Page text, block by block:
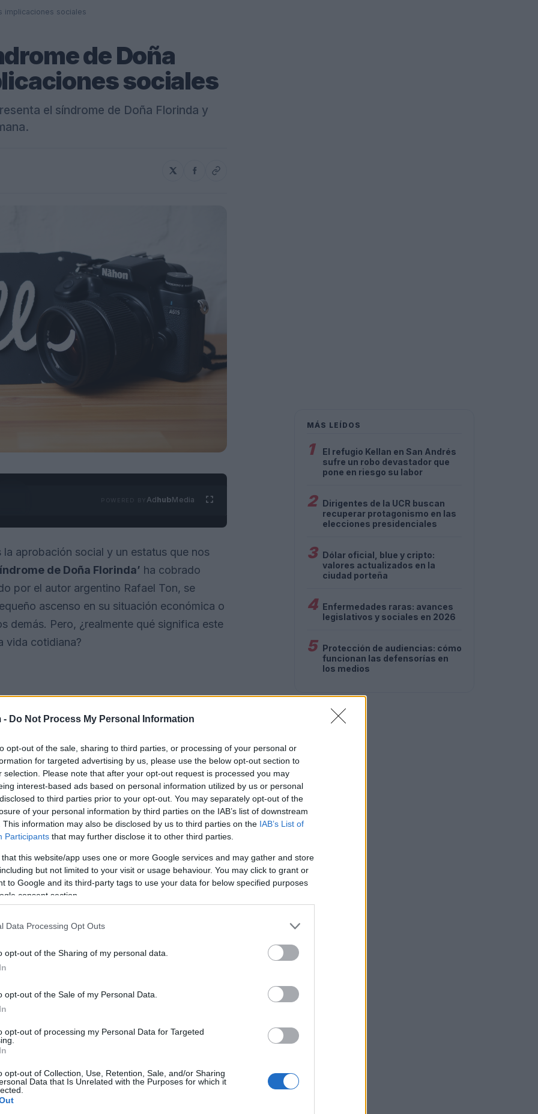
- Do Not Process My Personal Information
opt-out of the sale, sharing to third parties, or processing of your personal or
for targeted advertising by us, please use the below opt-out section to
selection. Please note that after your opt-out request is processed you may
interest-based ads based on personal information utilized by us or personal
to third parties prior to your opt-out. You may separately opt-out of the
of your personal information by third parties on the IAB’s list of downstream
This information may also be disclosed by us to third parties on the IAB’s List of
Participants that may further disclose it to other third parties.
that this website/app uses one or more Google services and may gather and store
but not limited to your visit or usage behaviour. You may click to grant or
to Google and its third-party tags to use your data for below specified purposes
consent section.
Data Processing Opt Outs
opt-out of the Sharing of my personal data.
opt-out of the Sale of my Personal Data.
opt-out of processing my Personal Data for Targeted
opt-out of Collection, Use, Retention, Sale, and/or Sharing
Data that Is Unrelated with the Purposes for which it
implicaciones sociales
de Doña
sociales
el síndrome de Doña Florinda y
AdhubMedia
aprobación social y un estatus que nos
de Doña Florinda’ ha cobrado
por el autor argentino Rafael Ton, se
ascenso en su situación económica o
demás. Pero, ¿realmente qué significa este
vida cotidiana?
un síndrome?
se utiliza para describir a quienes
clase inferior. Ton señala que estas
mientras que se sienten cómodas
fuerza. Sin embargo, es importante
o simplemente un comportamiento que
con el estatus y el éxito material?
síndrome se refleja en la actitud de Doña
‘El Chavo del 8’. A pesar de compartir el
superior y desprecia a quienes la rodean.
MÁS LEÍDOS
1
El refugio Kellan en San Andrés
sufre un robo devastador que
pone en riesgo su labor
2 Dirigentes de la UCR buscan
recuperar protagonismo en las
elecciones presidenciales
3 Dólar oficial, blue y cripto:
valores actualizados en la
ciudad porteña
4 Enfermedades raras: avances
legislativos y sociales en 2026
5 Protección de audiencias: cómo
funcionan las defensorías en
los medios